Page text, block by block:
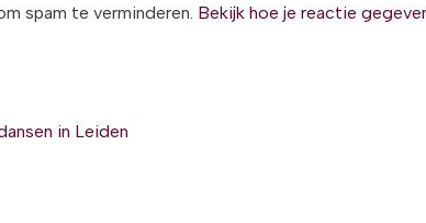
spam te verminderen. Bekijk hoe je reactie
in Leiden